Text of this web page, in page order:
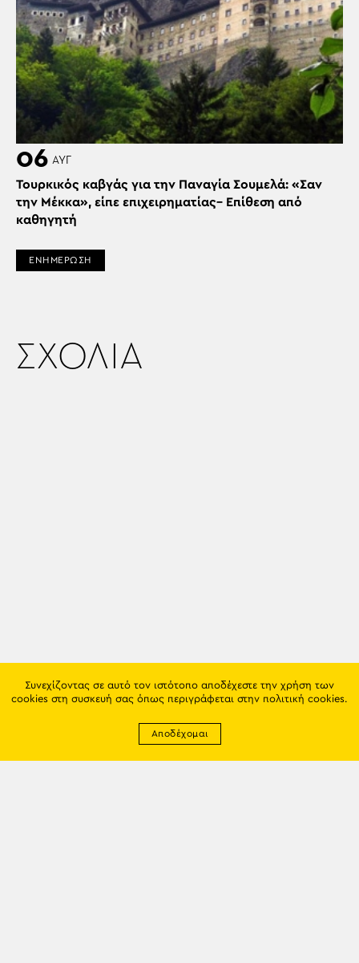
06 ΑΥΓ
Τουρκικός καβγάς για την Παναγία Σουμελά: «Σαν
την Μέκκα», είπε επιχειρηματίας– Επίθεση από
καθηγητή
ΕΝΗΜΕΡΩΣΗ
ΣΧΟΛΙΑ
Συνεχίζοντας σε αυτό τον ιστότοπο αποδέχεστε την χρήση των
cookies στη συσκευή σας όπως περιγράφεται στην πολιτική cookies.
Αποδέχομαι